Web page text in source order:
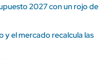
2027 con un rojo de
y el mercado recalcula las